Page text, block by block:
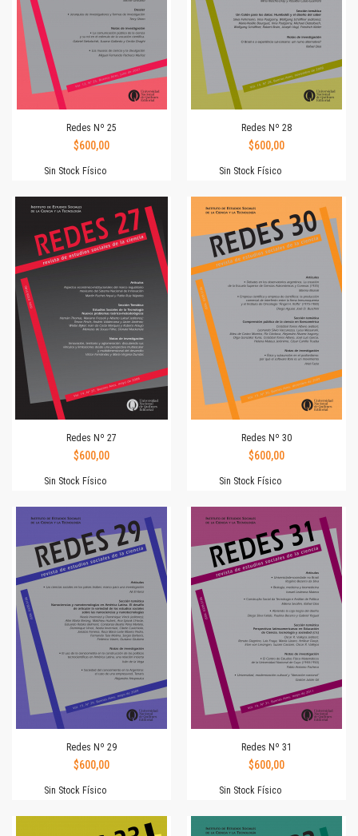
Redes Nº 25
$600,00
Sin Stock Físico
Redes Nº 28
$600,00
Sin Stock Físico
Redes Nº 27
$600,00
Sin Stock Físico
Redes Nº 30
$600,00
Sin Stock Físico
Redes Nº 29
$600,00
Sin Stock Físico
Redes Nº 31
$600,00
Sin Stock Físico